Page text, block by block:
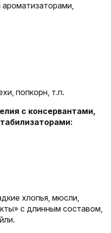
попкорн, т.п.
с консервантами,
хлопья, мюсли,
с длинным составом,